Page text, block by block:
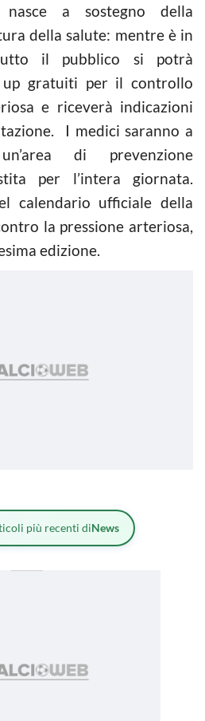
a sostegno della
della salute: mentre è in
il pubblico si potrà
gratuiti per il controllo
e riceverà indicazioni
I medici saranno a
di prevenzione
per l’intera giornata.
calendario ufficiale della
la pressione arteriosa,
edizione.
più recenti diNews